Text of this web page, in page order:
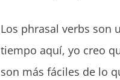
Los phrasal verbs son
tiempo aquí, yo creo
son más fáciles de lo